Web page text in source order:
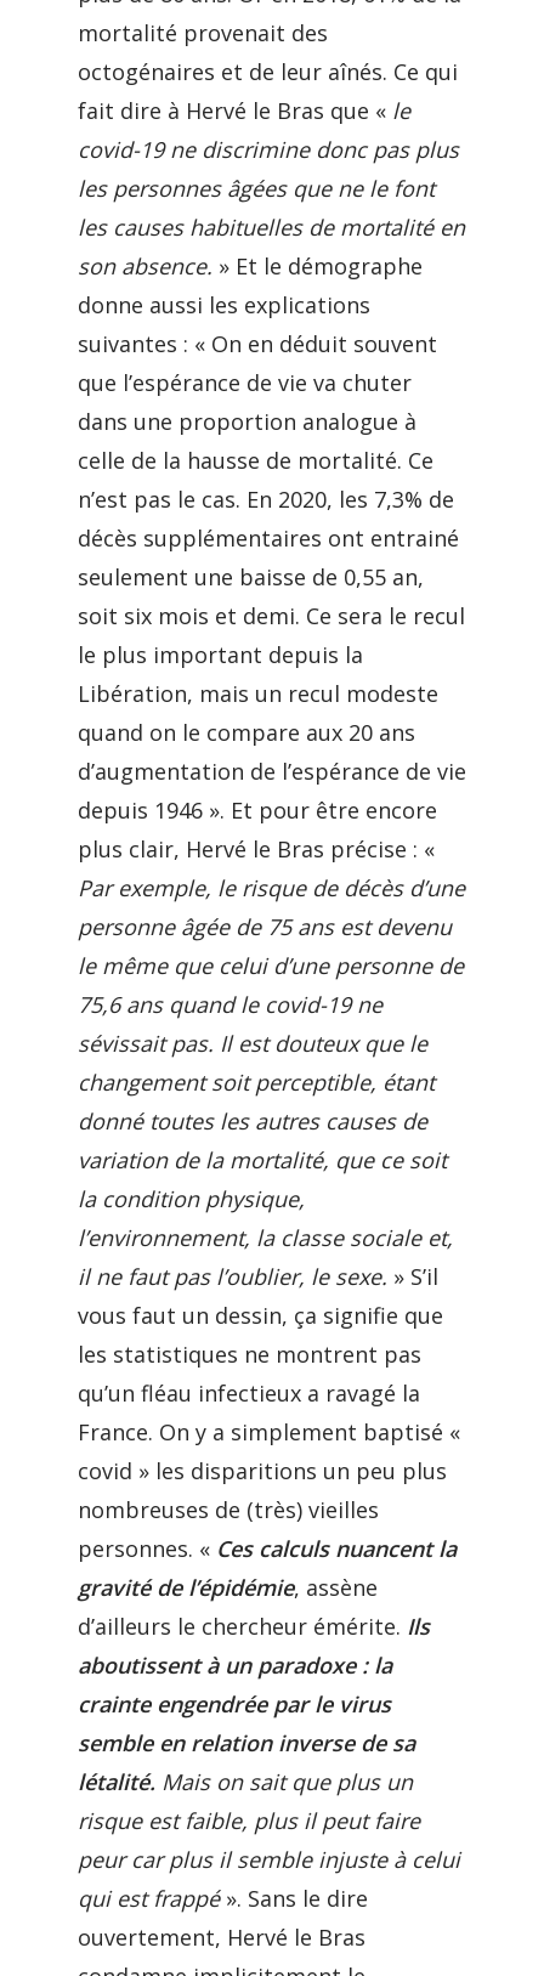
mortalité provenait des
octogénaires et de leur aînés. Ce qui
fait dire à Hervé le Bras que « le
covid-19 ne discrimine donc pas plus
les personnes âgées que ne le font
les causes habituelles de mortalité en
son absence. » Et le démographe
donne aussi les explications
suivantes : « On en déduit souvent
que l’espérance de vie va chuter
dans une proportion analogue à
celle de la hausse de mortalité. Ce
n’est pas le cas. En 2020, les 7,3% de
décès supplémentaires ont entrainé
seulement une baisse de 0,55 an,
soit six mois et demi. Ce sera le recul
le plus important depuis la
Libération, mais un recul modeste
quand on le compare aux 20 ans
d’augmentation de l’espérance de vie
depuis 1946 ». Et pour être encore
plus clair, Hervé le Bras précise : «
Par exemple, le risque de décès d’une
personne âgée de 75 ans est devenu
le même que celui d’une personne de
75,6 ans quand le covid-19 ne
sévissait pas. Il est douteux que le
changement soit perceptible, étant
donné toutes les autres causes de
variation de la mortalité, que ce soit
la condition physique,
l’environnement, la classe sociale et,
il ne faut pas l’oublier, le sexe. » S’il
vous faut un dessin, ça signifie que
les statistiques ne montrent pas
qu’un fléau infectieux a ravagé la
France. On y a simplement baptisé «
covid » les disparitions un peu plus
nombreuses de (très) vieilles
personnes. « Ces calculs nuancent la
gravité de l’épidémie, assène
d’ailleurs le chercheur émérite. Ils
aboutissent à un paradoxe : la
crainte engendrée par le virus
semble en relation inverse de sa
létalité. Mais on sait que plus un
risque est faible, plus il peut faire
peur car plus il semble injuste à celui
qui est frappé». Sans le dire
ouvertement, Hervé le Bras